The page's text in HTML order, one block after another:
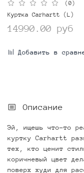
(0)
Куртка Carhartt (L)
14990.00 руб
Добавить в
Описание
Эй, ищешь что-то
куртку Carhartt
тех, кто ценит
коричневый цвет
поверх худи для